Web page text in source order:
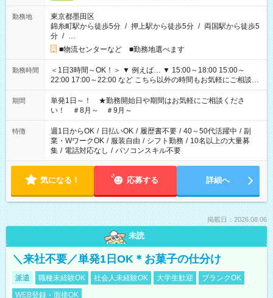
勤務地
東京都墨田区
錦糸町駅から徒歩5分 / 押上駅から徒歩5分 / 両国駅から徒歩5
分 / …
■物流センターなど ■勤務地選べます
勤務時間
＜1日3時間～OK！＞ ▼ 例えば… ▼ 15:00～18:00 15:00～
22:00 17:00～22:00 など こちら以外の時間もお気軽にご相談く
ださい！
期間
単発1日～！ ★勤務開始日や期間はお気軽にご相談くださ
い！ ＃8月～ ＃9月～
特徴 週1日からOK / 日払いOK / 履歴書不要 / 40～50代活躍中 / 副
業・WワークOK / 服装自由 / シフト勤務 / 10名以上の大量募
集 / 電話対応なし / パソコンスキル不要
気になる！ 応募する 詳細へ
掲載日：2026.08.06
未読
＼来社不要／単発1日OK＊お菓子の仕分け
派遣 職種未経験OK 社会人未経験OK 大学生歓迎
ブランクOK
WEB登録・面接OK